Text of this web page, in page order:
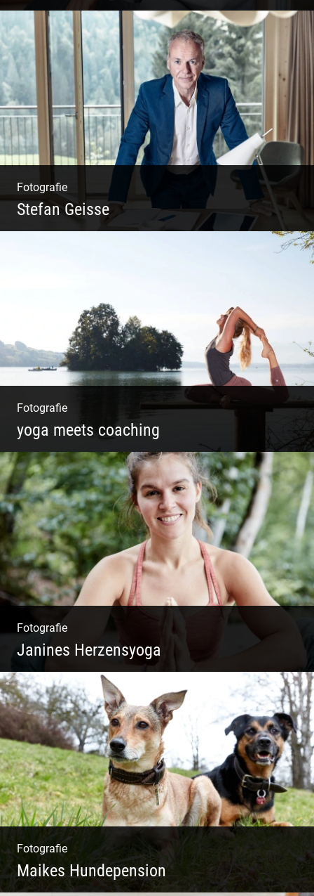
Shooting: Achtsamkeitstrainer
Fotografie
Stefan Geisse
Fotografie
yoga meets coaching
Sonnengruß Katharina Kirchner
Fotografie
Janines Herzensyoga
Spontanes Yoga-Shooting
Fotografie
Maikes Hundepension